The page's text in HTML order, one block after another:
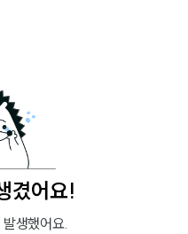
겼어요!
생했어요.